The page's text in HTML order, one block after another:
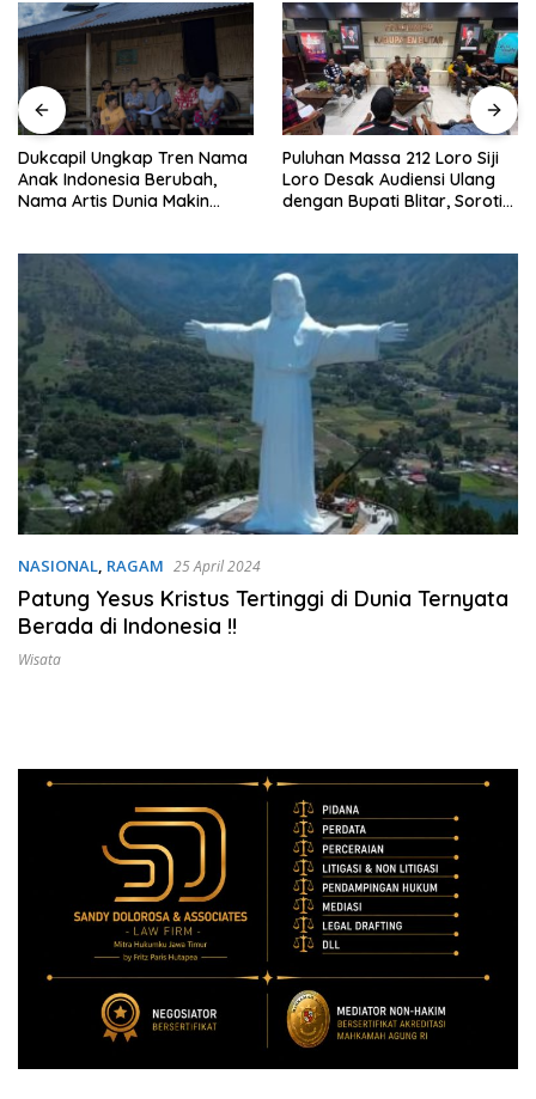
Dukcapil Ungkap Tren Nama
Anak Indonesia Berubah,
Nama Artis Dunia Makin
Puluhan Massa 212 Loro Siji
Loro Desak Audiensi Ulang
dengan Bupati Blitar, Soroti
NASIONAL, RAGAM 25 April 2024
Patung Yesus Kristus Tertinggi di Dunia Ternyata
Berada di Indonesia !!
Wisata